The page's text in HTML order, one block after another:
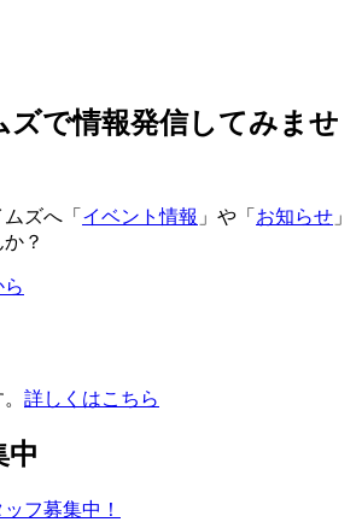
ズで情報発信してみませ
ズへ「 イベント情報 」や「 お知らせ 」
？
詳しくはこちら
中
フ募集中！